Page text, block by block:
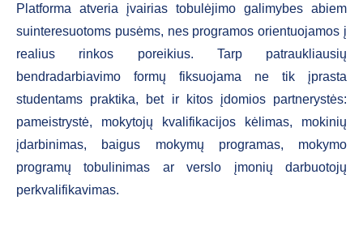
Platforma atveria įvairias tobulėjimo galimybes abiem
suinteresuotoms pusėms, nes programos orientuojamos į
realius rinkos poreikius. Tarp patraukliausių
bendradarbiavimo formų fiksuojama ne tik įprasta
studentams praktika, bet ir kitos įdomios partnerystės:
pameistrystė, mokytojų kvalifikacijos kėlimas, mokinių
įdarbinimas, baigus mokymų programas, mokymo
programų tobulinimas ar verslo įmonių darbuotojų
perkvalifikavimas.